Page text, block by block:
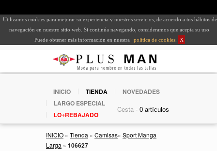
Utilizamos cookies para mejorar su experiencia y nuestros servicios, de acuerdo a tus hábitos de
navegación en nuestro sitio web. Si continúa navegando, consideramos que acepta su uso.
Puede obtener más información en nuestra
política de cookies X
INICIO TIENDA
NOVEDADES
LARGO ESPECIAL
LO+REBAJADO
Cesta -
INICIO » Tienda » Camisas» Sport Manga
Larga » 106627